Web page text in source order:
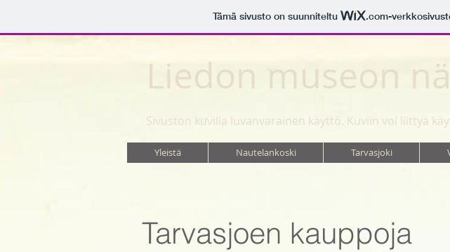
Tämä sivusto on suunniteltu .com-
Liedon museon
Sivuston kuvilla luvanvarainen käyttö. Kuviin voi liittyä
Yleistä Nautelankoski Tarvasjoki
Tarvasjoen kauppoja